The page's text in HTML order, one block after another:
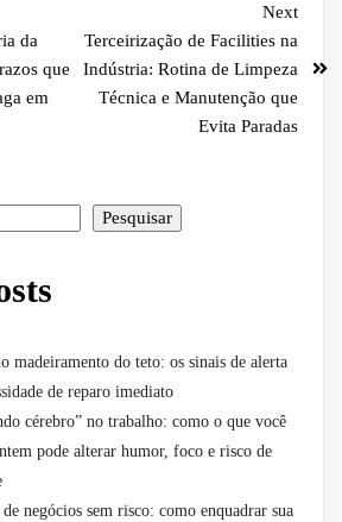
da
que
em
Next
Terceirização de Facilities na
Indústria: Rotina de Limpeza
Técnica e Manutenção que
Evita Paradas
Pesquisar
madeiramento do teto: os sinais de alerta
de reparo imediato
cérebro” no trabalho: como o que você
pode alterar humor, foco e risco de
negócios sem risco: como enquadrar sua